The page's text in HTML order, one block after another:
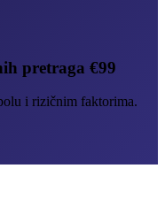
pretraga €99
i rizičnim faktorima.